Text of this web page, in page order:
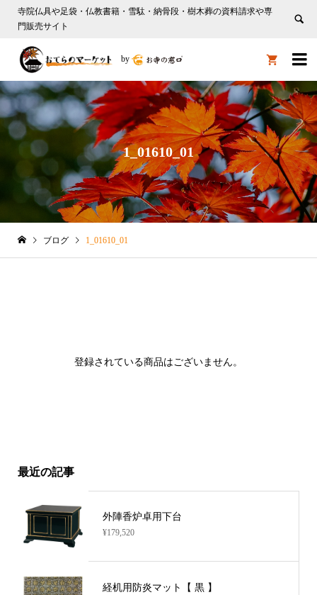
寺院仏具や足袋・仏教書籍・雪駄・納骨段・樹木葬の資料請求や専
門販売サイト

by 
1_01610_01
ブログ 1_01610_01
登録されている商品はございません。
最近の記事
外陣香炉卓用下台
¥179,520
経机用防炎マット【 黒 】